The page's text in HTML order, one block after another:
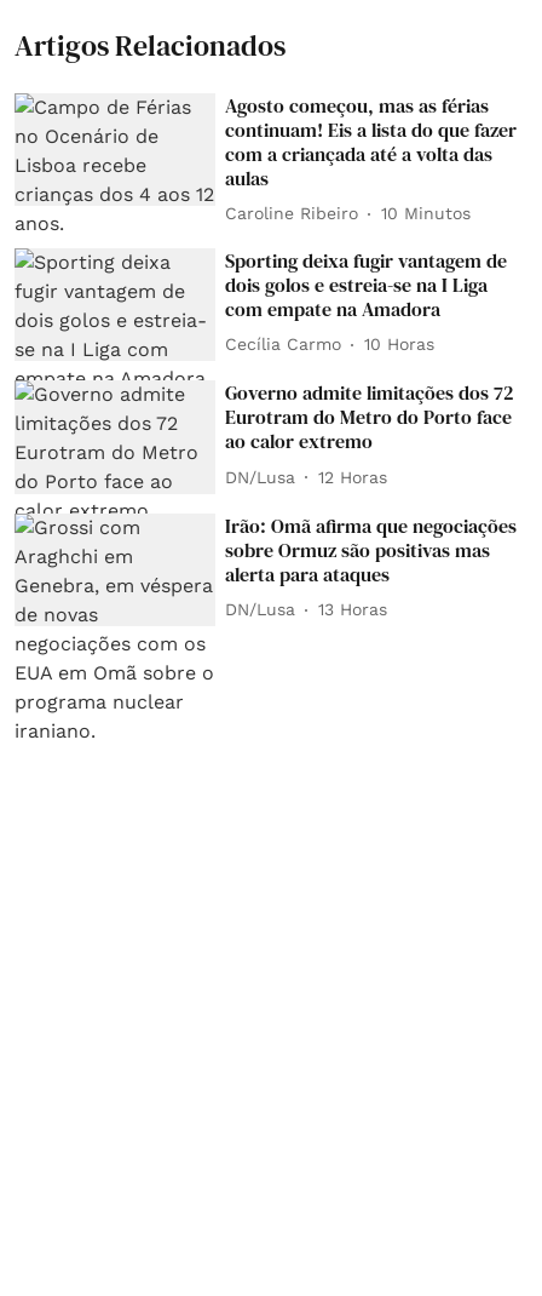
Artigos Relacionados
Agosto começou, mas as férias
continuam! Eis a lista do que fazer
com a criançada até a volta das
aulas
Caroline Ribeiro 10 Minutos
Sporting deixa fugir vantagem de
dois golos e estreia-se na I Liga
com empate na Amadora
Cecília Carmo 10 Horas
Governo admite limitações dos 72
Eurotram do Metro do Porto face
ao calor extremo
DN/Lusa 12 Horas
Irão: Omã afirma que negociações
sobre Ormuz são positivas mas
alerta para ataques
DN/Lusa 13 Horas